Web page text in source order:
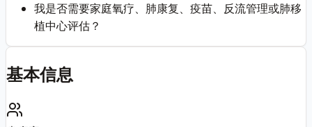
我是否需要家庭氧疗、肺康复、疫苗、反流管理或肺移
植中心评估？
基本信息